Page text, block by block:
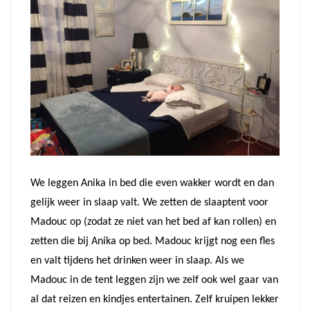
We leggen Anika in bed die even wakker wordt en dan
gelijk weer in slaap valt. We zetten de slaaptent voor
Madouc op (zodat ze niet van het bed af kan rollen) en
zetten die bij Anika op bed. Madouc krijgt nog een fles
en valt tijdens het drinken weer in slaap. Als we
Madouc in de tent leggen zijn we zelf ook wel gaar van
al dat reizen en kindjes entertainen. Zelf kruipen lekker